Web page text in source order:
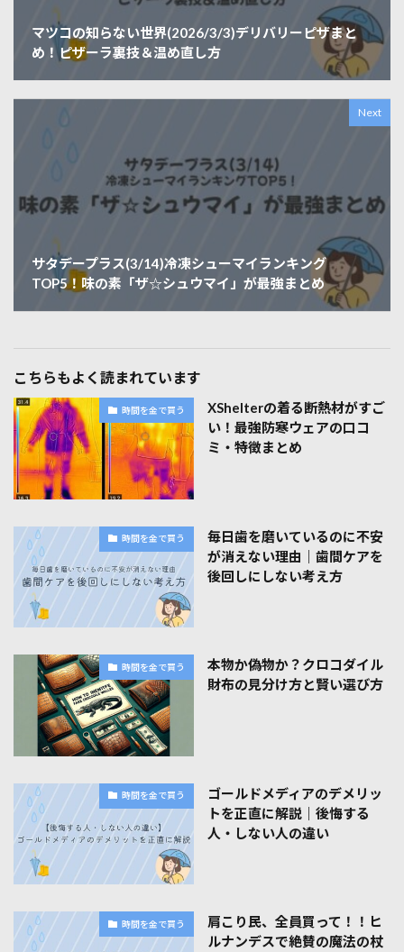
マツコの知らない世界(2026/3/3)デリバリーピザまと
め！ピザーラ裏技＆温め直し方
Next
サタデープラス(3/14)冷凍シューマイランキング
TOP5！味の素「ザ☆シュウマイ」が最強まとめ
こちらもよく読まれています
時間を金で買う
XShelterの着る断熱材がすご
い！最強防寒ウェアの口コ
ミ・特徴まとめ
時間を金で買う
毎日歯を磨いているのに不安
が消えない理由｜歯間ケアを
後回しにしない考え方
時間を金で買う
本物か偽物か？クロコダイル
財布の見分け方と賢い選び方
時間を金で買う
ゴールドメディアのデメリッ
トを正直に解説｜後悔する
人・しない人の違い
時間を金で買う
肩こり民、全員買って！！ヒ
ルナンデスで絶賛の魔法の杖